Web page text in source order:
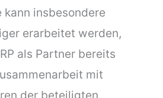
kann insbesondere
erarbeitet werden,
als Partner bereits
mit